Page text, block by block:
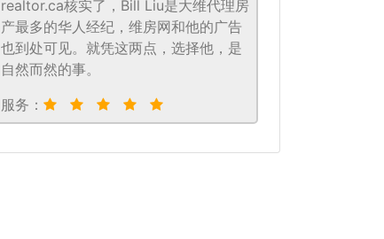
realtor.ca核实了，Bill Liu是大维代理房
产最多的华人经纪，维房网和他的广告
也到处可见。就凭这两点，选择他，是
自然而然的事。
服务：